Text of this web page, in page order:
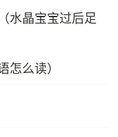
水晶宝宝过后足
怎么读）